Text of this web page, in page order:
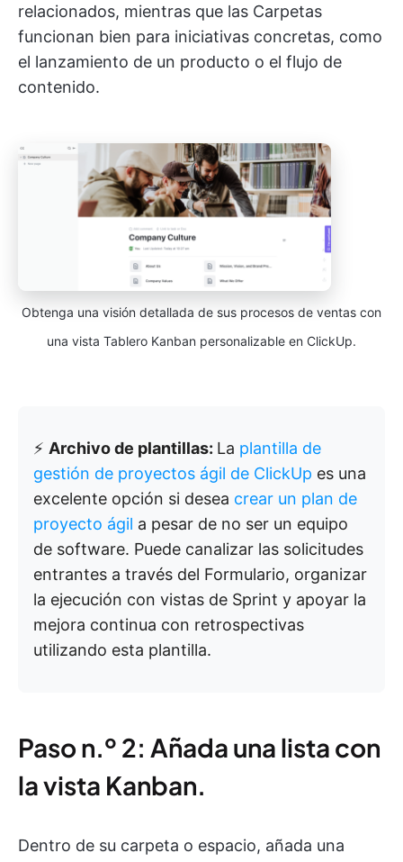
relacionados, mientras que las Carpetas
funcionan bien para iniciativas concretas, como
el lanzamiento de un producto o el flujo de
contenido.
Obtenga una visión detallada de sus procesos de ventas con
una vista Tablero Kanban personalizable en ClickUp.
⚡ Archivo de plantillas: La plantilla de
gestión de proyectos ágil de ClickUp es una
excelente opción si desea crear un plan de
proyecto ágil a pesar de no ser un equipo
de software. Puede canalizar las solicitudes
entrantes a través del Formulario, organizar
la ejecución con vistas de Sprint y apoyar la
mejora continua con retrospectivas
utilizando esta plantilla.
Paso n.º 2: Añada una lista con
la vista Kanban.
Dentro de su carpeta o espacio, añada una